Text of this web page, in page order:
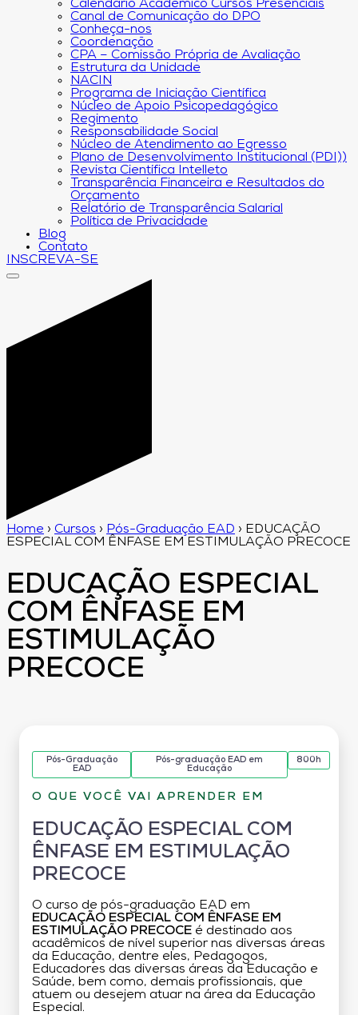
Calendário Acadêmico Cursos Presenciais
Canal de Comunicação do DPO
Conheça-nos
Coordenação
CPA – Comissão Própria de Avaliação
Estrutura da Unidade
NACIN
Programa de Iniciação Científica
Núcleo de Apoio Psicopedagógico
Regimento
Responsabilidade Social
Núcleo de Atendimento ao Egresso
Plano de Desenvolvimento Institucional (PDI))
Revista Científica Intelleto
Transparência Financeira e Resultados do
Orçamento
Relatório de Transparência Salarial
Política de Privacidade
Blog
Contato
INSCREVA-SE
Home › Cursos › Pós-Graduação EAD › EDUCAÇÃO
ESPECIAL COM ÊNFASE EM ESTIMULAÇÃO PRECOCE
EDUCAÇÃO ESPECIAL
COM ÊNFASE EM
ESTIMULAÇÃO
PRECOCE
Pós-Graduação
EAD
Pós-graduação EAD em
Educação
800h
O QUE VOCÊ VAI APRENDER EM
EDUCAÇÃO ESPECIAL COM
ÊNFASE EM ESTIMULAÇÃO
PRECOCE
O curso de pós-graduação EAD em
EDUCAÇÃO ESPECIAL COM ÊNFASE EM
ESTIMULAÇÃO PRECOCE é destinado aos
acadêmicos de nível superior nas diversas áreas
da Educação, dentre eles, Pedagogos,
Educadores das diversas áreas da Educação e
Saúde, bem como, demais profissionais, que
atuem ou desejem atuar na área da Educação
Especial.